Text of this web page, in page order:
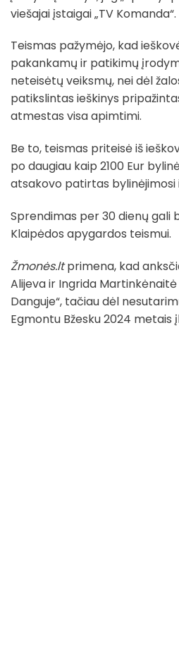
viešajai įstaigai „TV Komanda“.
Teismas pažymėjo, kad
pakankamų ir patikimų
neteisėtų veiksmų, nei dėl
patikslintas ieškinys
atmestas visa apimtimi.
Be to, teismas priteisė iš
po daugiau kaip 2100 Eur
atsakovo patirtas bylinėjimosi
Sprendimas per 30 dienų gali
Klaipėdos apygardos teismui.
Žmonės.ltprimena, kad
Alijeva ir Ingrida
Danguje“, tačiau dėl
Egmontu Bžesku 2024 metais